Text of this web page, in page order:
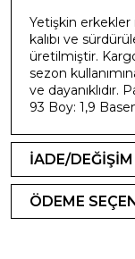
Yetişkin
kalıbı ve
üretilmiştir.
sezon
ve
93 Boy: 1,9
İADE/DEĞİŞİM
ÖDEME